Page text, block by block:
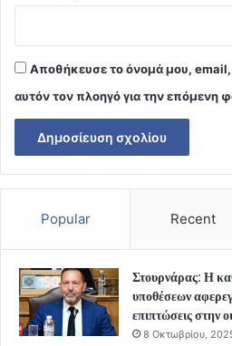
Αποθήκευσε το όνομά μου, email,
αυτόν τον πλοηγό για την επόμενη
Popular Recent
Στουρνάρας: Η
υποθέσεων
επιπτώσεις στην
8 Οκτωβρίου,